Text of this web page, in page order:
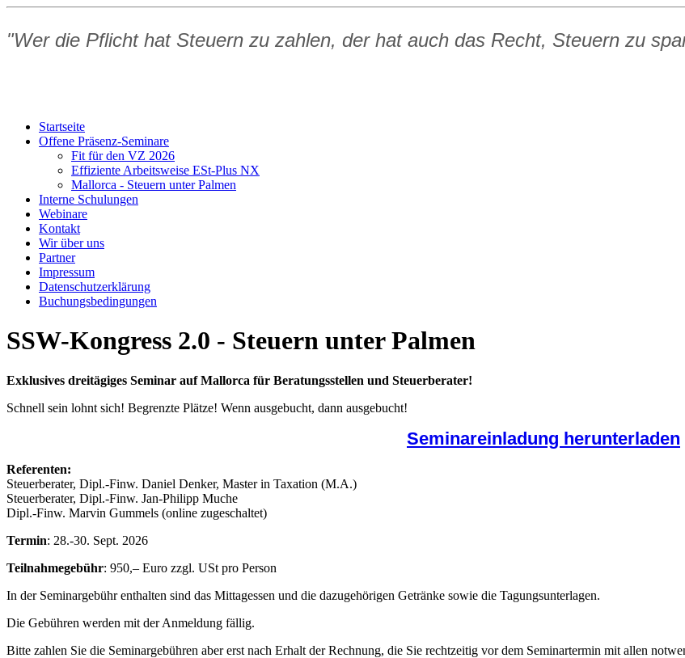
"Wer die Pflicht hat Steuern zu zahlen, der hat auch das Recht, Steuern zu
Startseite
Offene Präsenz-Seminare
Fit für den VZ 2026
Effiziente Arbeitsweise ESt-Plus NX
Mallorca - Steuern unter Palmen
Interne Schulungen
Webinare
Kontakt
Wir über uns
Partner
Impressum
Datenschutzerklärung
Buchungsbedingungen
SSW-Kongress 2.0 - Steuern unter Palmen
Exklusives dreitägiges Seminar auf Mallorca für Beratungsstellen und Steuerberater!
Schnell sein lohnt sich! Begrenzte Plätze! Wenn ausgebucht, dann ausgebucht!
Seminareinladung herunterladen
Referenten:
Steuerberater, Dipl.-Finw. Daniel Denker, Master in Taxation (M.A.)
Steuerberater, Dipl.-Finw. Jan-Philipp Muche
Dipl.-Finw. Marvin Gummels (online zugeschaltet)
Termin: 28.-30. Sept. 2026
Teilnahmegebühr: 950,– Euro zzgl. USt pro Person
In der Seminargebühr enthalten sind das Mittagessen und die dazugehörigen Getränke sowie die Tagungsunterlagen.
Die Gebühren werden mit der Anmeldung fällig.
Bitte zahlen Sie die Seminargebühren aber erst nach Erhalt der Rechnung, die Sie rechtzeitig vor dem Seminartermin mit allen